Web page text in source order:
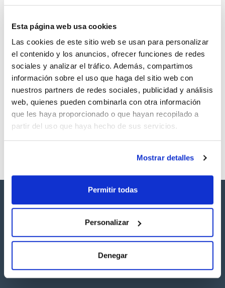
Esta página web usa cookies
Las cookies de este sitio web se usan para personalizar
el contenido y los anuncios, ofrecer funciones de redes
sociales y analizar el tráfico. Además, compartimos
información sobre el uso que haga del sitio web con
nuestros partners de redes sociales, publicidad y análisis
web, quienes pueden combinarla con otra información
que les haya proporcionado o que hayan recopilado a
partir del uso que haya hecho de sus servicios.
Mostrar detalles
Permitir todas
Personalizar
Denegar
Envase
VIAL
Volumen
100mg
CAS
[1570-64-5]
Referencia
SB15490100
x100mg
Comprar
Disponibilidad
Ver stock
Síguenos: